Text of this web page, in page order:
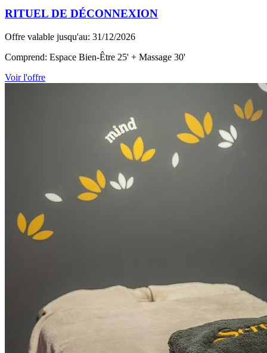
RITUEL DE DÉCONNEXION
Offre valable jusqu'au: 31/12/2026
Comprend: Espace Bien-Être 25' + Massage 30'
Voir l'offre